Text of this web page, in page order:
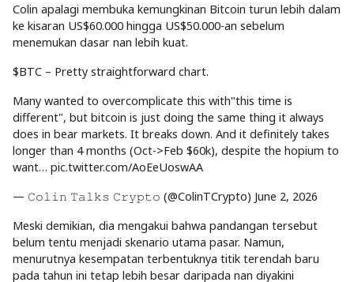
Colin apalagi membuka kemungkinan Bitcoin turun lebih dalam
ke kisaran US$60.000 hingga US$50.000-an sebelum
menemukan dasar nan lebih kuat.
$BTC – Pretty straightforward chart.
Many wanted to overcomplicate this with"this time is
different", but bitcoin is just doing the same thing it always
does in bear markets. It breaks down. And it definitely takes
longer than 4 months (Oct->Feb $60k), despite the hopium to
want… pic.twitter.com/AoEeUoswAA
— 𝙲𝚘𝚕𝚒𝚗 𝚃𝚊𝚕𝚔𝚜 𝙲𝚛𝚢𝚙𝚝𝚘 (@ColinTCrypto) June 2, 2026
Meski demikian, dia mengakui bahwa pandangan tersebut
belum tentu menjadi skenario utama pasar. Namun,
menurutnya kesempatan terbentuknya titik terendah baru
pada tahun ini tetap lebih besar daripada nan diyakini